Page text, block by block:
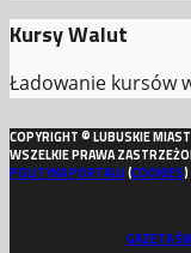
Kursy Walut
Ładowanie kursów
COPYRIGHT © LUBUSKIE
WSZELKIE PRAWA
POLITYKA PORTALU(COOKIES)
GAZETA